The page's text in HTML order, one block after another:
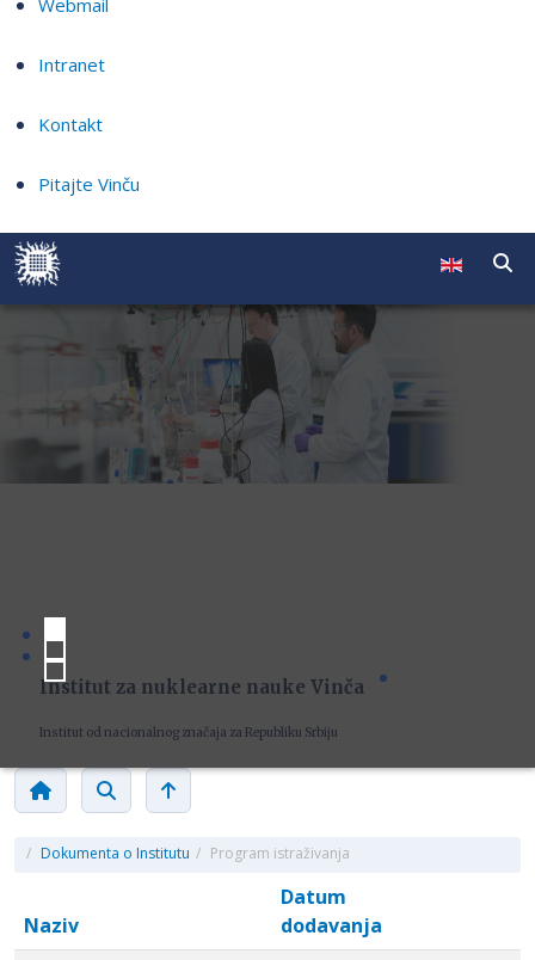
Intranet
Kontakt
Pitajte Vinču
Institut za nuklearne nauke Vinča
Institut od nacionalnog značaja za Republiku Srbiju
/ Dokumenta o Institutu / Program istraživanja
Naziv
Datum
dodavanja